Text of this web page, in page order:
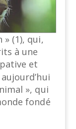
» (1), qui,
à une
et
», qui
fondé